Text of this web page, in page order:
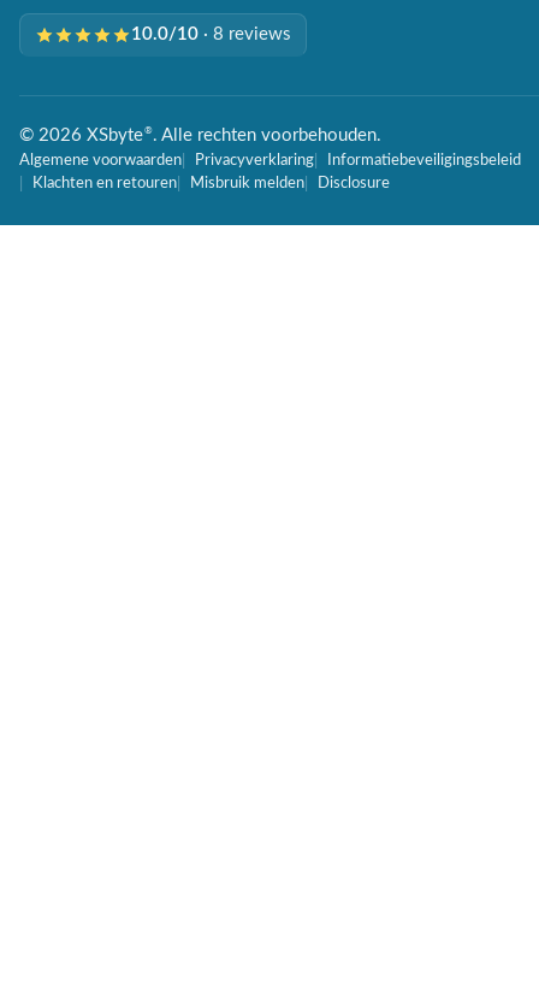
10.0/10 · 8 reviews
© 2026 XSbyte®. Alle rechten voorbehouden.
Algemene voorwaarden Privacyverklaring
Informatiebeveiligingsbeleid
Klachten en retouren
Misbruik melden Disclosure